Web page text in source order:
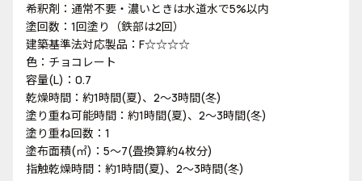
希釈剤：通常不要・濃いときは水道水で5%以内
塗回数：1回塗り（鉄部は2回）
建築基準法対応製品：F☆☆☆☆
色：チョコレート
容量(L)：0.7
乾燥時間：約1時間(夏)、2～3時間(冬)
塗り重ね可能時間：約1時間(夏)、2～3時間(冬)
塗り重ね回数：1
塗布面積(㎡)：5～7(畳換算約4枚分)
指触乾燥時間：約1時間(夏)、2～3時間(冬)